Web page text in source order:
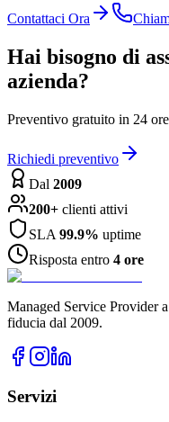
Contattaci Ora
Hai bisogno di
azienda?
Preventivo gratuito in 24
Richiedi preventivo
Dal 2009
200+ clienti attivi
SLA 99.9% uptime
Risposta entro 4 ore
Managed Service Provider
fiducia dal 2009.
Servizi